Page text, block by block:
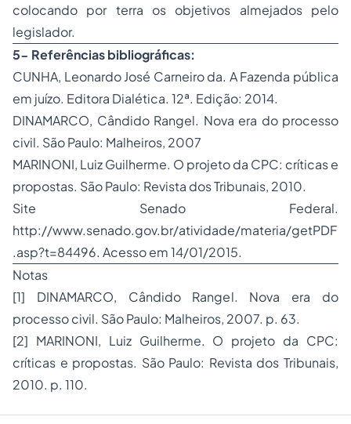
colocando por terra os objetivos almejados pelo
legislador.
5- Referências bibliográficas:
CUNHA, Leonardo José Carneiro da. A Fazenda pública
em juízo. Editora Dialética. 12ª. Edição: 2014.
DINAMARCO, Cândido Rangel. Nova era do processo
civil. São Paulo: Malheiros, 2007
MARINONI, Luiz Guilherme. O projeto da CPC: críticas e
propostas. São Paulo: Revista dos Tribunais, 2010.
Site Senado Federal.
http://www.senado.gov.br/atividade/materia/getPDF
.asp?t=84496. Acesso em 14/01/2015.
Notas
[1] DINAMARCO, Cândido Rangel. Nova era do
processo civil. São Paulo: Malheiros, 2007. p. 63.
[2] MARINONI, Luiz Guilherme. O projeto da CPC:
críticas e propostas. São Paulo: Revista dos Tribunais,
2010. p. 110.